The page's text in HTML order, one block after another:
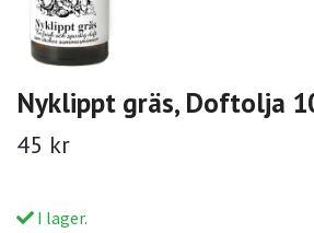
Nyklippt gräs, Doftolja
45 kr
I lager.